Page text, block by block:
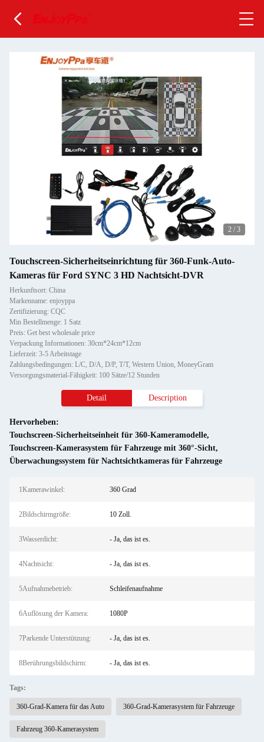
2 / 3
Touchscreen-Sicherheitseinrichtung für 360-Funk-Auto-
Kameras für Ford SYNC 3 HD Nachtsicht-DVR
Herkunftsort: China
Markenname: enjoyppa
Zertifizierung: CQC
Min Bestellmenge: 1 Satz
Preis: Get best wholesale price
Verpackung Informationen: 30cm*24cm*12cm
Lieferzeit: 3-5 Arbeitstage
Zahlungsbedingungen: L/C, D/A, D/P, T/T, Western Union, MoneyGram
Versorgungsmaterial-Fähigkeit: 100 Sätze/12 Stunden
Detail Description
Hervorheben:
Touchscreen-Sicherheitseinheit für 360-Kameramodelle,
Touchscreen-Kamerasystem für Fahrzeuge mit 360°-Sicht,
Überwachungssystem für Nachtsichtkameras für Fahrzeuge
1Kamerawinkel: 360 Grad
2Bildschirmgröße: 10 Zoll.
3Wasserdicht: - Ja, das ist es.
4Nachtsicht: - Ja, das ist es.
5Aufnahmebetrieb: Schleifenaufnahme
6Auflösung der Kamera: 1080P
7Parkende Unterstützung: - Ja, das ist es.
8Berührungsbildschirm: - Ja, das ist es.
Tags:
360-Grad-Kamera für das Auto 360-Grad-Kamerasystem für Fahrzeuge
Fahrzeug 360-Kamerasystem